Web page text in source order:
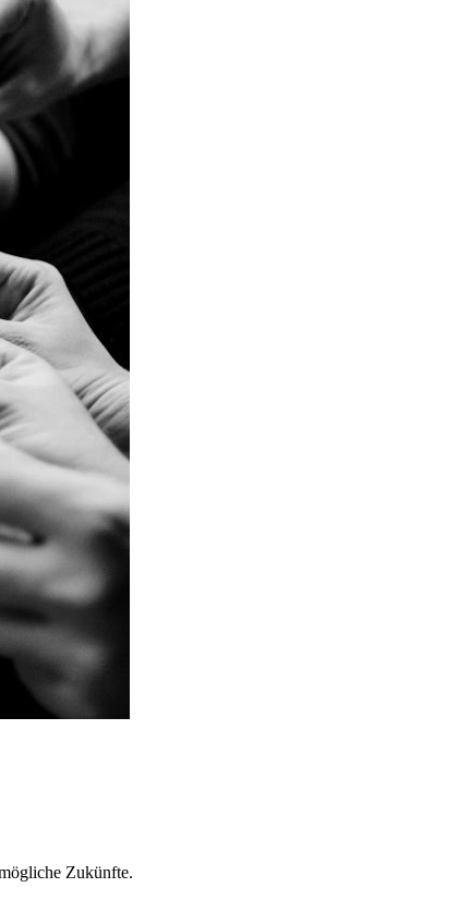
Zukünfte.